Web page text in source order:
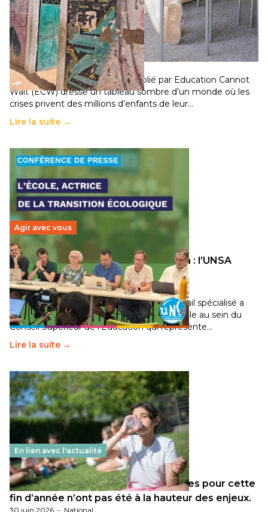
258 millions d’enfants victimes de la guerre, des
chocs climatiques et des déplacements de
population
11 juillet 2026- National
Un nouveau rapport mondial publié par Education Cannot
Wait (ECW) dresse un tableau sombre d’un monde où les
crises privent des millions d’enfants de leur…
Lire la suite →
Agir avec vous
Transition écologique de l’éducation : l’UNSA
Éducation fait bouger les lignes
30 juin 2026-National
Pendant plusieurs mois, un groupe de travail spécialisé a
travaillé sur la transition écologique de l’Ecole au sein du
Conseil Supérieur de l’Éducation qui représente…
Lire la suite →
En lien avec l'actualité
Les décisions ministérielles attendues pour cette
fin d’année n’ont pas été à la hauteur des enjeux.
30 juin 2026 - National